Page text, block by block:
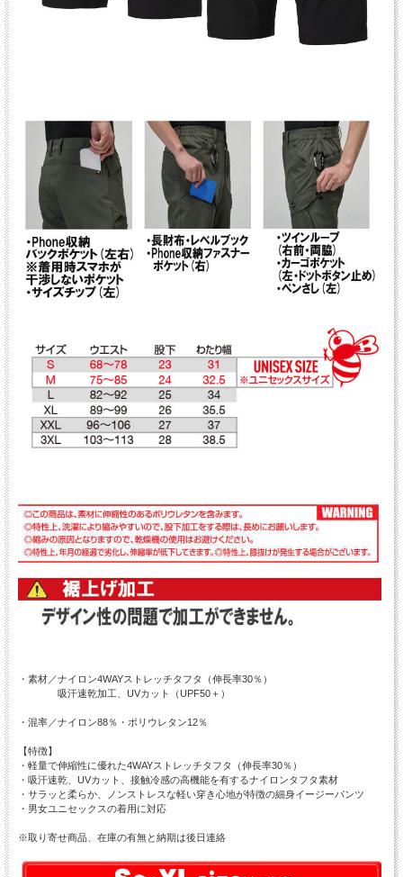
・素材／ナイロン4WAYストレッチタフタ（伸長率30％）
吸汗速乾加工、UVカット（UPF50＋）
・混率／ナイロン88％・ポリウレタン12％
【特徴】
・軽量で伸縮性に優れた4WAYストレッチタフタ（伸長率30％）
・吸汗速乾、UVカット、接触冷感の高機能を有するナイロンタフタ素材
・サラッと柔らか、ノンストレスな軽い穿き心地が特徴の細身イージーパンツ
・男女ユニセックスの着用に対応
※取り寄せ商品、在庫の有無と納期は後日連絡